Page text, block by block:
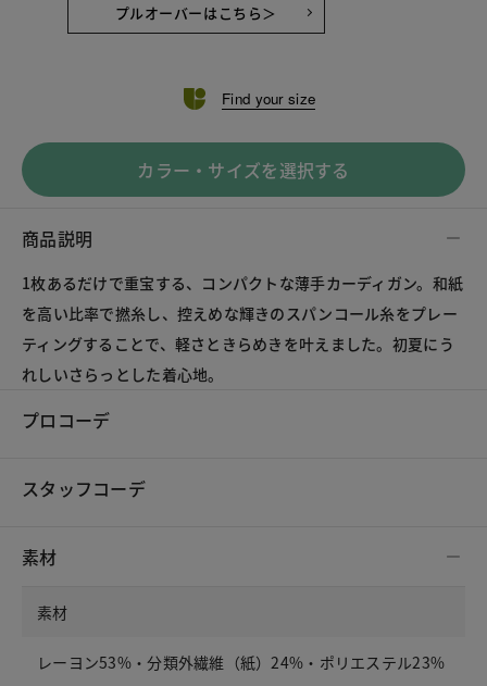
プルオーバーはこちら＞
Find your size
カラー・サイズを選択する
商品説明
1枚あるだけで重宝する、コンパクトな薄手カーディガン。和紙
を高い比率で撚糸し、控えめな輝きのスパンコール糸をプレー
ティングすることで、軽さときらめきを叶えました。初夏にう
れしいさらっとした着心地。
プロコーデ
スタッフコーデ
素材
素材
レーヨン53%・分類外繊維（紙）24%・ポリエステル23%